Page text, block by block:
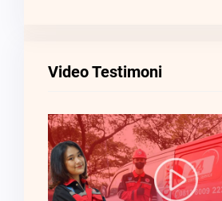
Video Testimoni